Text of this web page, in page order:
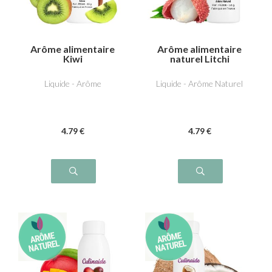
Arôme alimentaire
Kiwi
Liquide - Arôme
4.79 €
Arôme alimentaire
naturel Litchi
Liquide - Arôme Naturel
4.79 €